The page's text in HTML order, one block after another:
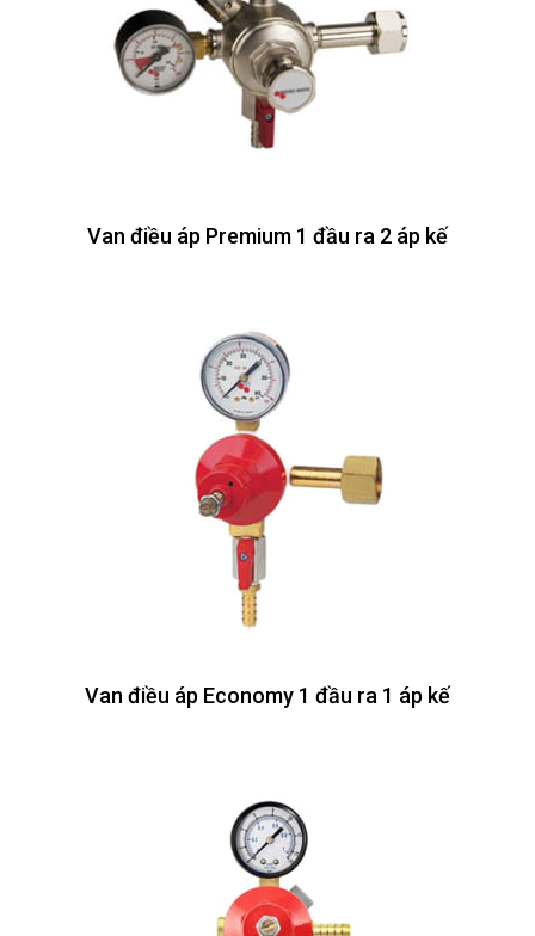
Van điều áp Premium 1 đầu ra 2 áp kế
Van điều áp Economy 1 đầu ra 1 áp kế